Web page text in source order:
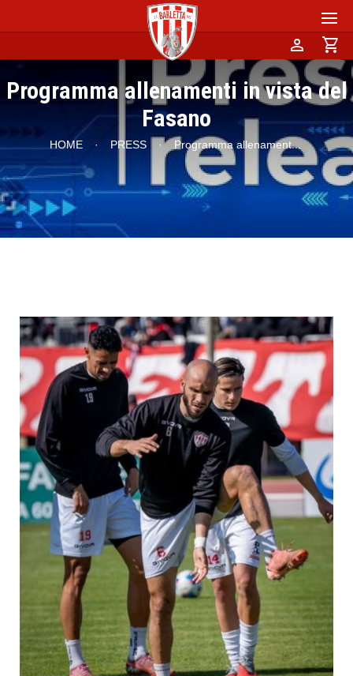
person shopping_cart
Programma allenamenti in vista del
Fasano
HOME · PRESS · Programma allenament...